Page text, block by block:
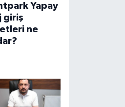
Yapay
giriş
ne